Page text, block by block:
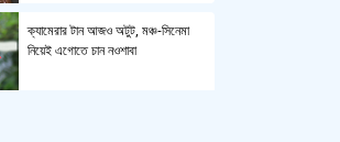
ক্যামেরার টান আজও অটুট, মঞ্চ-সিনেমা
নিয়েই এগোতে চান নওশাবা